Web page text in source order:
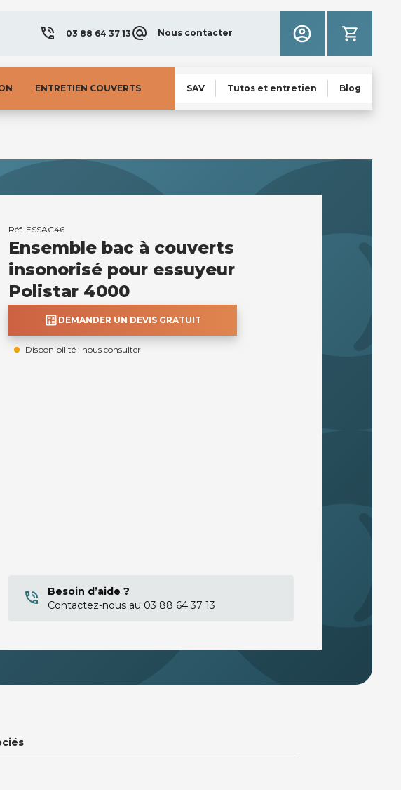
03 88 64 37 13 Nous contacter
ENTRETIEN COUVERTS SAV Tutos et entretien Blog
Réf. ESSAC46
Ensemble bac à couverts
insonorisé pour essuyeur
Polistar 4000
calculate DEMANDER UN DEVIS GRATUIT
Disponibilité : nous consulter
Besoin d’aide ?
Contactez-nous au 03 88 64 37 13